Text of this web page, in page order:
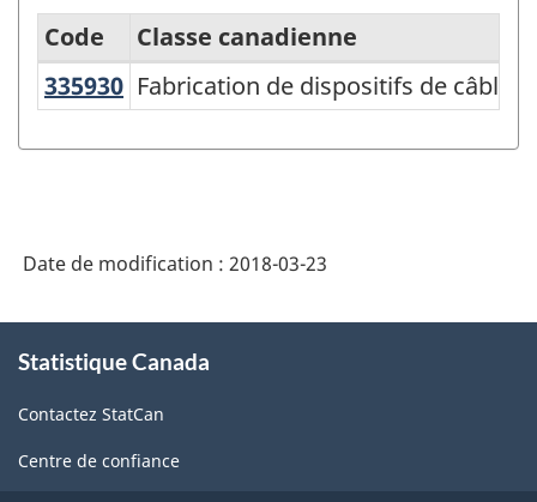
Système
industries
l'Amérique
du
Nord
(SCIAN)
Code
Classe canadienne
335930 Fabrication de dispositifs de
Fabrication de dispositifs de
Date de modification : 2018-03-23
propos
ce
site
Statistique Canada
Contactez StatCan
Centre de confiance